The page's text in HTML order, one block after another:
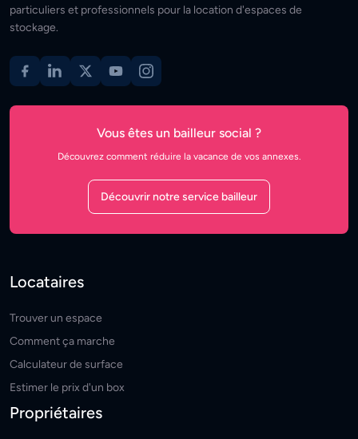
particuliers et professionnels pour la location d'espaces de
stockage.
Vous êtes un bailleur social ?
Découvrez comment réduire la vacance de vos annexes.
Découvrir notre service bailleur
Locataires
Trouver un espace
Comment ça marche
Calculateur de surface
Estimer le prix d'un box
Propriétaires